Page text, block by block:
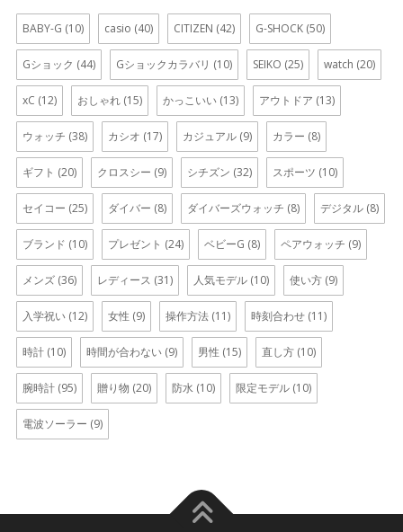
BABY-G (10) casio (40) CITIZEN (42) G-SHOCK (50)
Gショック (44) Gショックカラバリ (10) SEIKO (25) watch (20)
xC (12) おしゃれ (15) かっこいい (13) アウトドア (13)
ウォッチ (38) カシオ (17) カジュアル (9) カラー (8)
ギフト (20) クロスシー (9) シチズン (32) スポーツ (10)
セイコー (25) ダイバー (8) ダイバーズウォッチ (8) デジタル (8)
ブランド (10) プレゼント (24) ベビーG (8) ペアウォッチ (9)
メンズ (36) レディース (31) 人気モデル (10) 使い方 (9)
入学祝い (12) 女性 (9) 操作方法 (11) 時刻合わせ (11)
時計 (10) 時間が合わない (9) 男性 (15) 直し方 (10)
腕時計 (95) 贈り物 (20) 防水 (10) 限定モデル (10)
電波ソーラー (9)